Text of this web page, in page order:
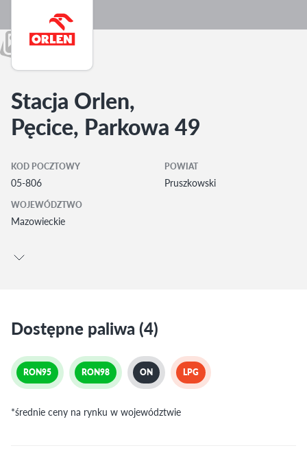
Stacja Orlen,
Pęcice, Parkowa 49
KOD POCZTOWY
05-806
POWIAT
Pruszkowski
WOJEWÓDZTWO
Mazowieckie
Dostępne paliwa (4)
RON95 RON98 ON LPG
*średnie ceny na rynku w województwie